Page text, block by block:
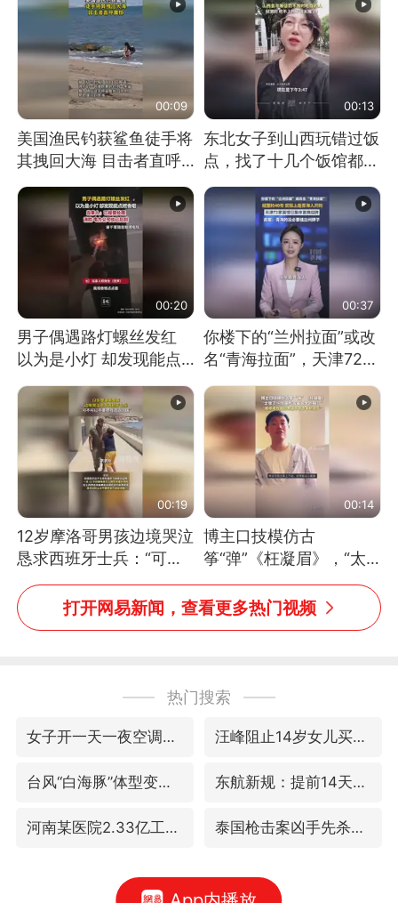
00:09
美国渔民钓获鲨鱼徒手将
其拽回大海 目击者直呼
震惊 （视频来源：参考
消息）
00:13
东北女子到山西玩错过饭
点，找了十几个饭馆都没
开门：午休到几点
00:20
男子偶遇路灯螺丝发红
以为是小灯 却发现能点
燃香烟 当事人：已报警
处理
00:37
你楼下的“兰州拉面”或改
名“青海拉面”，天津72家
面馆已集体更换招牌
00:19
12岁摩洛哥男孩边境哭泣
恳求西班牙士兵：“可不
可以不要把我遣返回国”
00:14
博主口技模仿古
筝“弹”《枉凝眉》，“太
像了～你是吃古筝长大的
吗？”“或将成为首位考级
不带古筝的选手。”（来
打开网易新闻，查看更多热门视频
热门搜索
女子开一天一夜空调后二氧化碳中毒 汪峰阻止14岁女儿买大牌
台风“白海豚”体型变大！环流面积接近13个浙江那么大 东航新规：提前14天可免费退改签
河南某医院2.33亿工程串标案细节披露 泰国枪击案凶手先杀祖父母后行凶